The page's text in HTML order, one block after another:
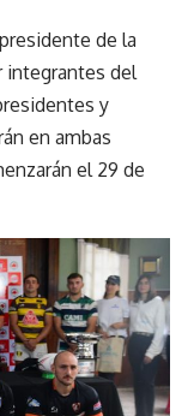
de la
integrantes del
y
en ambas
el 29 de